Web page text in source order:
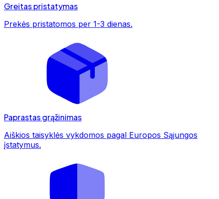
Greitas pristatymas
Prekės pristatomos per 1-3 dienas.
Paprastas grąžinimas
Aiškios taisyklės vykdomos pagal Europos Sąjungos
įstatymus.